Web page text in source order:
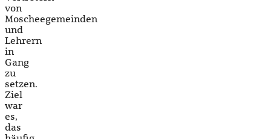
von
Moscheegemeinden
und
Lehrern
in
Gang
zu
setzen.
Ziel
war
es,
das